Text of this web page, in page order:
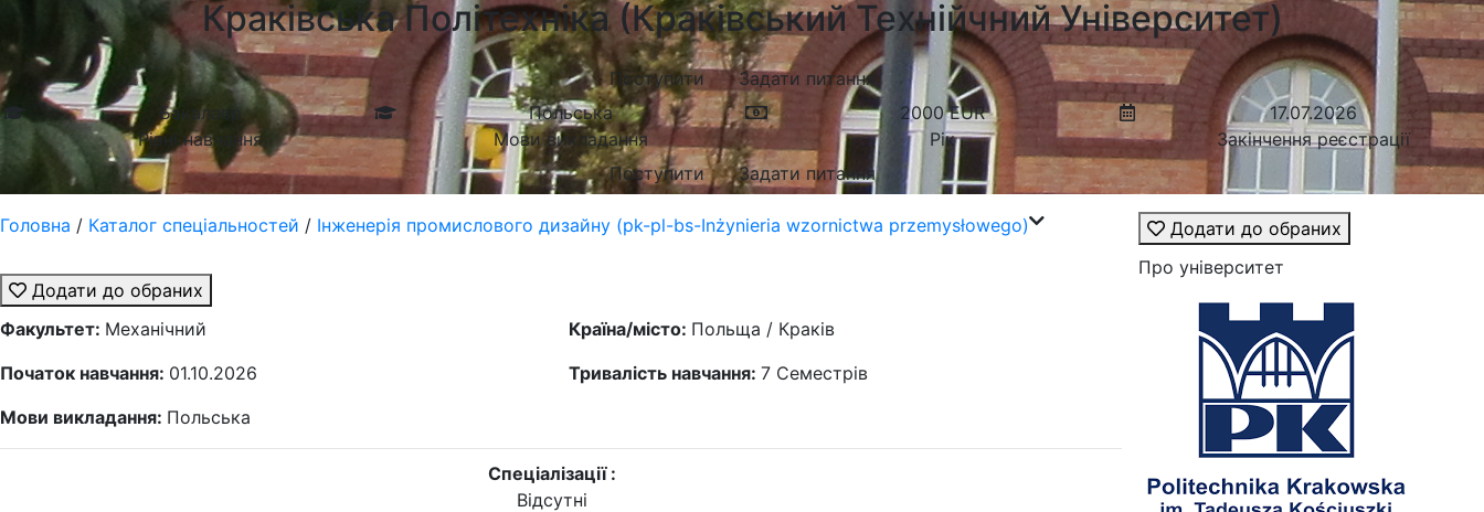
Краківська Політехніка (Краківський Технійчний Університет)
Поступити
Задати питання
Бакалавр
Рівні навчання
Польська
Мови викладання
2000 EUR
Рік
17.07.2026
Закінчення реєстрації
Поступити
Задати питання
Головна / Каталог спеціальностей / Інженерія промислового дизайну (pk-pl-bs-Inżynieria wzornictwa przemysłowego)
Додати до обраних
Факультет: Механічний Країна/місто: Польща / Краків
Початок навчання: 01.10.2026 Тривалість навчання:7 Семестрів
Мови викладання: Польська
Спеціалізації :
Відсутні
Додати до обраних
Про університет